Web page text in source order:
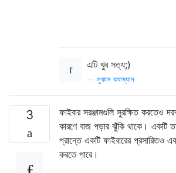
এটি খুব সত্য;)
লুকাস কফম্যান
3
ফাইবার সরঞ্জামগুলি সুরক্ষিত করতেও
কারণে বাজ পড়ার ঝুঁকি থাকে। একটি
প্রান্তে একটি ফাইবারের প্রসারিতও
করতে পারে।